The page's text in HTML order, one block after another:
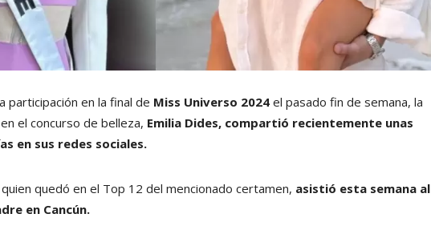
participación en la final de Miss Universo 2024 el pasado fin de semana, la
el concurso de belleza, Emilia Dides, compartió recientemente unas
en sus redes sociales.
quedó en el Top 12 del mencionado certamen, asistió esta semana al
en Cancún.